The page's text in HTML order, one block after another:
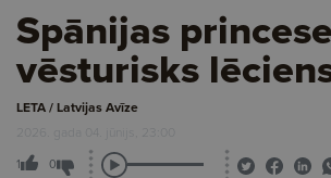
Spānijas
vēsturisks
LETA / Latvijas Avīze
2026. gada 04. jūnijs, 23:00
1 0